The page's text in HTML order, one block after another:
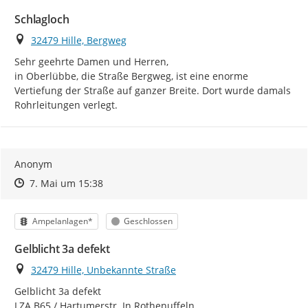
Schlagloch
Ort
32479 Hille, Bergweg
Sehr geehrte Damen und Herren,
in Oberlübbe, die Straße Bergweg, ist eine enorme
Vertiefung der Straße auf ganzer Breite. Dort wurde damals
Rohrleitungen verlegt.
Anonym
Zeitpunkt des Erstellens
Zeitpunkt des Erstellens
7. Mai um 15:38Zur Äußerung
Kategorie
Ampelanlagen* Status
Geschlossen
Gelblicht 3a defekt
Ort
32479 Hille, Unbekannte Straße
Gelblicht 3a defekt